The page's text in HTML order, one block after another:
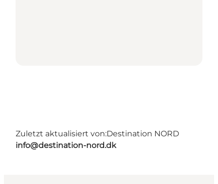
Zuletzt aktualisiert von:Destination NORD
info@destination-nord.dk